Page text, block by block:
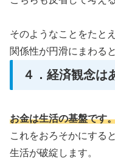
そのようなことをたと
関係性が円滑にまわる
４．経済観念は
お金は生活の基盤です
これをおろそかにする
生活が破綻します。